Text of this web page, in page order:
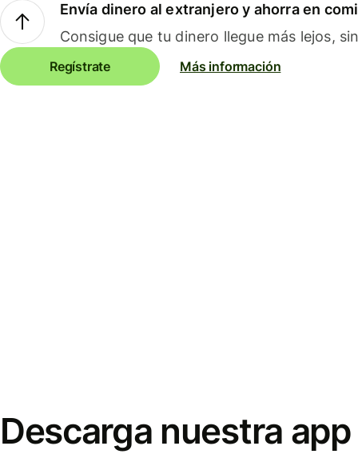
Envía dinero al extranjero y ahorra en
Consigue que tu dinero llegue más lejos,
Regístrate Más información
Descarga nuestra